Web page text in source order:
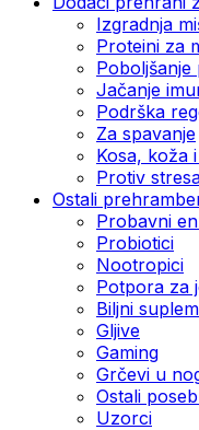
Izgradnja
Proteini za
Jačanje
Podrška
Za spavanje
Kosa, koža
Protiv
Ostali
Probavni
Probiotici
Nootropici
Potpora za
Biljni
Gljive
Gaming
Grčevi u
Ostali
Uzorci